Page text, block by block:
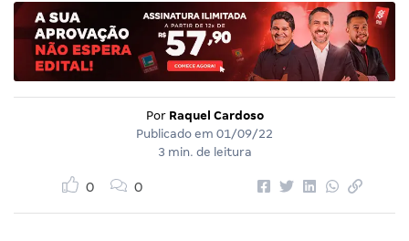
Por Raquel Cardoso
Publicado em 01/09/22
3 min. de leitura
0 0